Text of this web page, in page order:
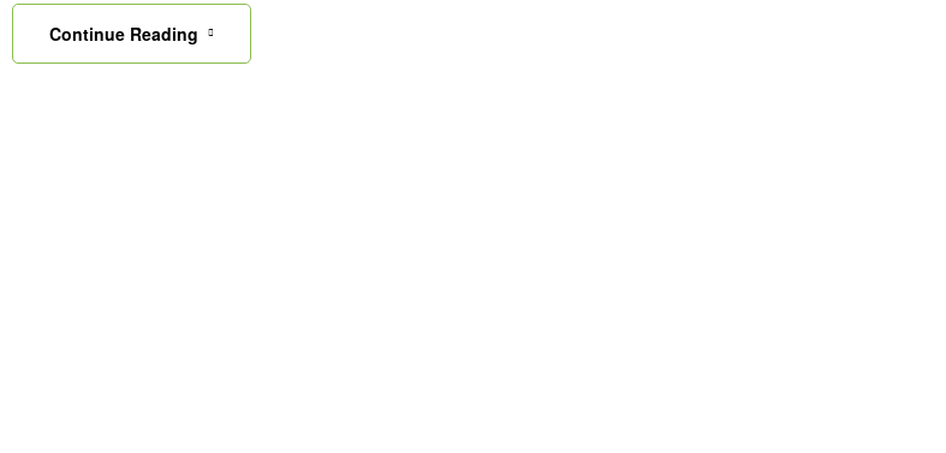
Continue Reading